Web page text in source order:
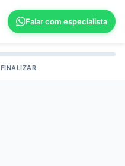
Falar com especialista
FINALIZAR